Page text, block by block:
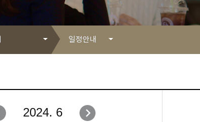
원과
육센터
일정안내
자유게시판
일정안내
2024. 6